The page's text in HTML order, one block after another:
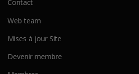
Contact
Web team
Mises à jour Site
Devenir membre